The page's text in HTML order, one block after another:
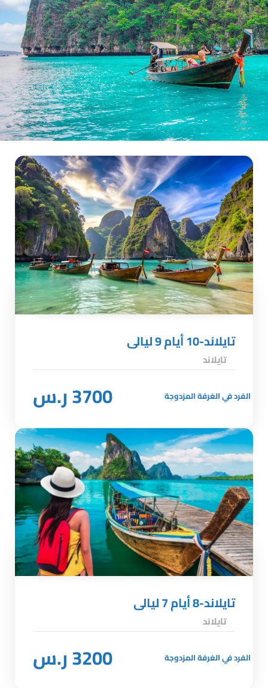
تايلاند-10 أيام 9 ليالى
تايلاند
الفرد في الغرفة المزدوجة 3700 ر.س
تايلاند-8 أيام 7 ليالى
تايلاند
الفرد في الغرفة المزدوجة 3200 ر.س